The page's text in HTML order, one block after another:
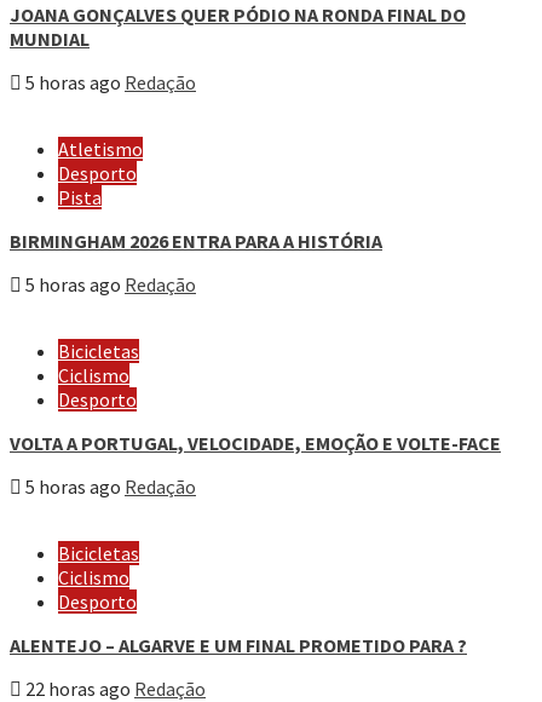
JOANA GONÇALVES QUER PÓDIO NA RONDA FINAL DO
MUNDIAL
5 horas ago Redação
Atletismo
Desporto
Pista
BIRMINGHAM 2026 ENTRA PARA A HISTÓRIA
5 horas ago Redação
Bicicletas
Ciclismo
Desporto
VOLTA A PORTUGAL, VELOCIDADE, EMOÇÃO E VOLTE-FACE
5 horas ago Redação
Bicicletas
Ciclismo
Desporto
ALENTEJO – ALGARVE E UM FINAL PROMETIDO PARA ?
22 horas ago Redação